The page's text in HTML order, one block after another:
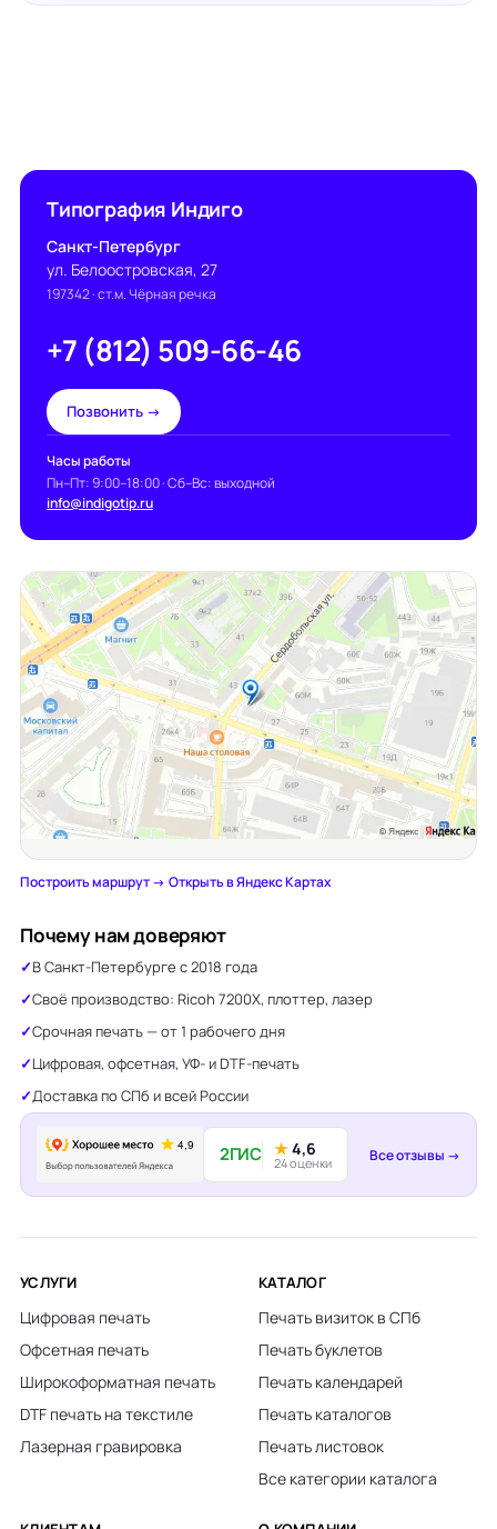
Типография Индиго
Санкт-Петербург
ул. Белоостровская, 27
197342· ст.м. Чёрная речка
+7 (812) 509-66-46
Позвонить →
Часы работы
Пн–Пт: 9:00–18:00 · Сб–Вс: выходной
info@indigotip.ru
Построить маршрут →·Открыть в Яндекс Картах
Почему нам доверяют
В Санкт-Петербурге с 2018 года
Своё производство: Ricoh 7200X, плоттер, лазер
Срочная печать — от 1 рабочего дня
Цифровая, офсетная, УФ- и DTF-печать
Доставка по СПб и всей России
2ГИС ★4,6
24 оценки Все отзывы →
УСЛУГИ
Цифровая печать
Офсетная печать
Широкоформатная печать
DTF печать на текстиле
Лазерная гравировка
КАТАЛОГ
Печать визиток в СПб
Печать буклетов
Печать календарей
Печать каталогов
Печать листовок
Все категории каталога